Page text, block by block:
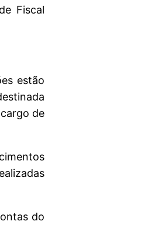
Fiscal
estão
de
do